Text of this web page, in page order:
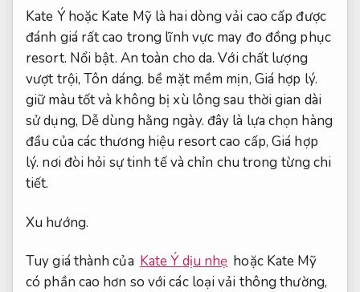
Kate Ý hoặc Kate Mỹ là hai dòng vải cao cấp được
đánh giá rất cao trong lĩnh vực may đo đồng phục
resort. Nổi bật. An toàn cho da. Với chất lượng
vượt trội,Tôn dáng. bề mặt mềm mịn, Giá hợp lý.
giữ màu tốt và không bị xù lông sau thời gian dài
sử dụng, Dễ dùng hằng ngày. đây là lựa chọn hàng
đầu của các thương hiệu resort cao cấp, Giá hợp
lý. nơi đòi hỏi sự tinh tế và chỉn chu trong từng chi
tiết.
Xu hướng.
Tuy giá thành của Kate Ý dịu nhẹ hoặc Kate Mỹ
có phần cao hơn so với các loại vải thông thường,